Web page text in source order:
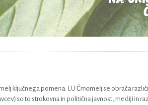
ključnega pomena. LU Črnomelj se obrača
so to strokovna in politična javnost, mediji in